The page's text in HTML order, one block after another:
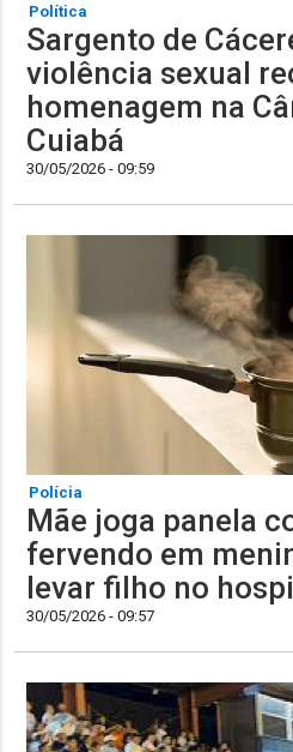
Política
Sargento de
violência sexual
homenagem na
Cuiabá
30/05/2026 - 09:59
Polícia
Mãe joga panela
fervendo em
levar filho no
30/05/2026 - 09:57